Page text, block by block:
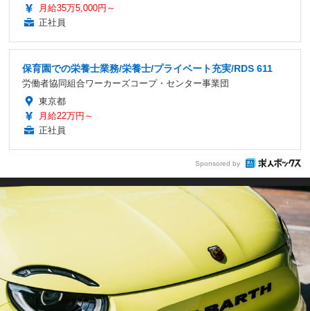
月給35万5,000円～
正社員
保育園での栄養士業務/栄養士/プライベート充実/RDS 611
労働者協同組合ワーカーズコープ・センター事業団
東京都
月給22万円～
正社員
Sponsored by